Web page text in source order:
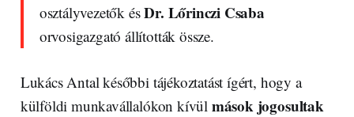
osztályvezetők ésDr. Lőrinczi Csaba
orvosigazgató állították össze.
Lukács Antal későbbi tájékoztatást ígért, hogy a
külföldi munkavállalókon kívül mások jogosultak